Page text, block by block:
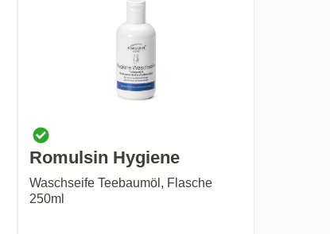
Romulsin Hygiene
Waschseife Teebaumöl, Flasche
250ml